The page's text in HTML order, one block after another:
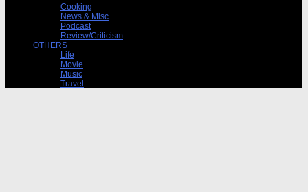
Cooking
News & Misc
Podcast
Review/Criticism
OTHERS
Life
Movie
Music
Travel